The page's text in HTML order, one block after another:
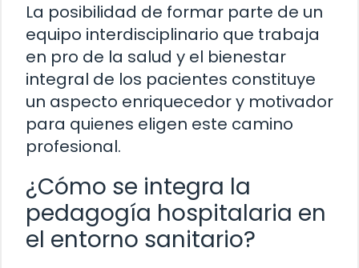
La posibilidad de formar parte de un
equipo interdisciplinario que trabaja
en pro de la salud y el bienestar
integral de los pacientes constituye
un aspecto enriquecedor y motivador
para quienes eligen este camino
profesional.
¿Cómo se integra la
pedagogía hospitalaria en
el entorno sanitario?